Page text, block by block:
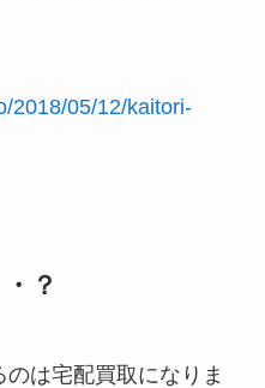
2018/05/12/kaitori-
？
は宅配買取になりま